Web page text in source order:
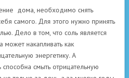
дома, необходимо снять
самого. Для этого нужно принять
Дело в том, что соль является
накапливать как
энергетику. А
смыть отрицательную